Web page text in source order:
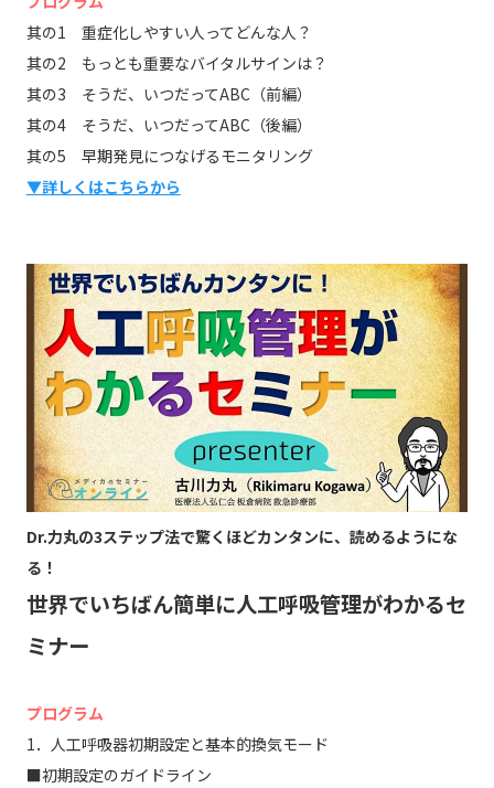
其の1 重症化しやすい人ってどんな人？
其の2 もっとも重要なバイタルサインは？
其の3 そうだ、いつだってABC（前編）
其の4 そうだ、いつだってABC（後編）
其の5 早期発見につなげるモニタリング
▼詳しくはこちらから
Dr.力丸の3ステップ法で驚くほどカンタンに、読めるようにな
る！
世界でいちばん簡単に人工呼吸管理がわかるセ
ミナー
プログラム
1．人工呼吸器初期設定と基本的換気モード
■初期設定のガイドライン